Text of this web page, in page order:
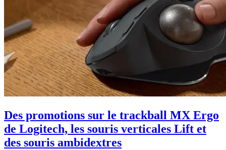
Des promotions sur le trackball MX Ergo
de Logitech, les souris verticales Lift et
des souris ambidextres